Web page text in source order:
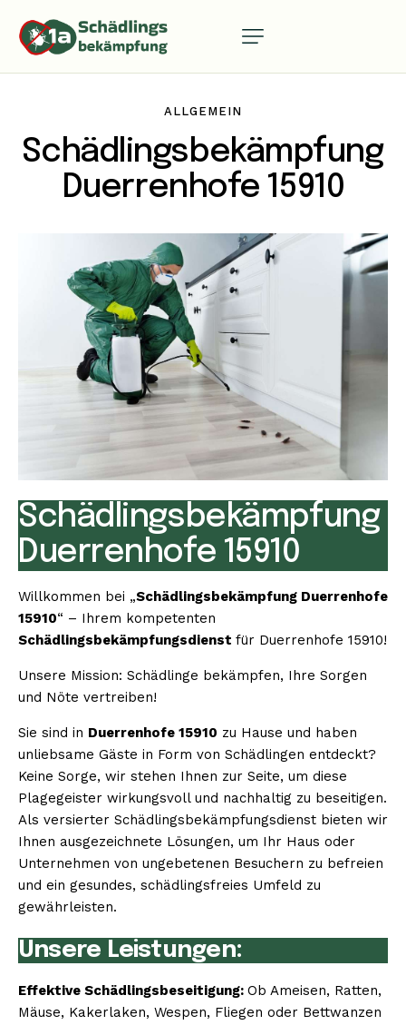
ALLGEMEIN
Schädlingsbekämpfung
Duerrenhofe 15910
Schädlingsbekämpfung
Duerrenhofe 15910
Willkommen bei „Schädlingsbekämpfung Duerrenhofe
15910“ – Ihrem kompetenten
Schädlingsbekämpfungsdienst für Duerrenhofe 15910!
Unsere Mission: Schädlinge bekämpfen, Ihre Sorgen
und Nöte vertreiben!
Sie sind in Duerrenhofe 15910 zu Hause und haben
unliebsame Gäste in Form von Schädlingen entdeckt?
Keine Sorge, wir stehen Ihnen zur Seite, um diese
Plagegeister wirkungsvoll und nachhaltig zu beseitigen.
Als versierter Schädlingsbekämpfungsdienst bieten wir
Ihnen ausgezeichnete Lösungen, um Ihr Haus oder
Unternehmen von ungebetenen Besuchern zu befreien
und ein gesundes, schädlingsfreies Umfeld zu
gewährleisten.
Unsere Leistungen:
Effektive Schädlingsbeseitigung: Ob Ameisen, Ratten,
Mäuse, Kakerlaken, Wespen, Fliegen oder Bettwanzen